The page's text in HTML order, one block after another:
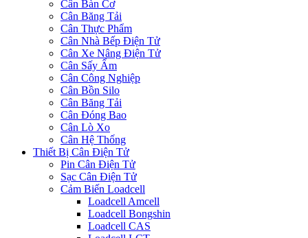
Cân Bàn Cơ
Cân Băng Tải
Cân Thực Phẩm
Cân Nhà Bếp Điện Tử
Cân Xe Nâng Điện Tử
Cân Sấy Ẩm
Cân Công Nghiệp
Cân Bồn Silo
Cân Băng Tải
Cân Đóng Bao
Cân Lò Xo
Cân Hệ Thống
Thiết Bị Cân Điện Tử
Pin Cân Điện Tử
Sạc Cân Điện Tử
Cảm Biến Loadcell
Loadcell Amcell
Loadcell Bongshin
Loadcell CAS